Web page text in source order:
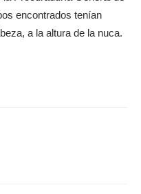
encontrados tenían
a la altura de la nuca.